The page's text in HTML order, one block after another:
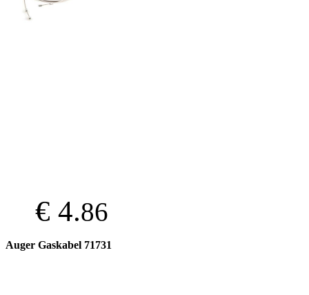
€ 4.86
Auger Gaskabel 71731